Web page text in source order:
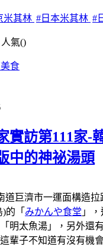
米其林 #日本米其林 #
人氣()
食
實訪第111家
中的神祕湯頭
道巨濟市一運面構造拉
的「 みかんや食堂 」
明太魚湯」，另外還
輩子不知道有沒有機